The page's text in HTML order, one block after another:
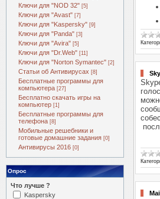
Ключи для "NOD 32" [5]
Ключи для "Avast" [7]
Ключи для "Kaspersky" [9]
Ключи для "Panda" [3]
Ключи для "Avira" [5]
Ключи для "Dr.Web" [11]
Ключи для "Norton Symantec" [2]
Статьи об Антивирусах [8]
Бесплатные программы для
компьютера [27]
Бесплатно скачать игры на
компьютер [1]
Бесплатные программы для
телефона [8]
Мобильные решебники и
готовые домашние задания [0]
Антивирусы 2016 [0]
Опрос
Что лучше ?
Kaspersky